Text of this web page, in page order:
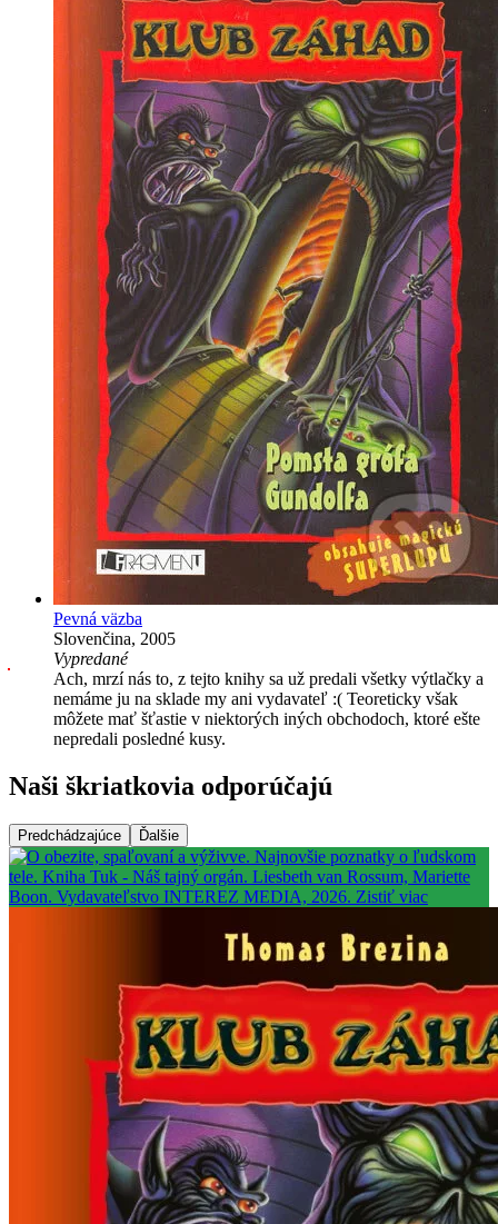
Pevná väzba
Slovenčina, 2005
Vypredané
Ach, mrzí nás to, z tejto knihy sa už predali všetky výtlačky a
nemáme ju na sklade my ani vydavateľ :( Teoreticky však
môžete mať šťastie v niektorých iných obchodoch, ktoré ešte
nepredali posledné kusy.
Naši škriatkovia odporúčajú
Predchádzajúce Ďalšie